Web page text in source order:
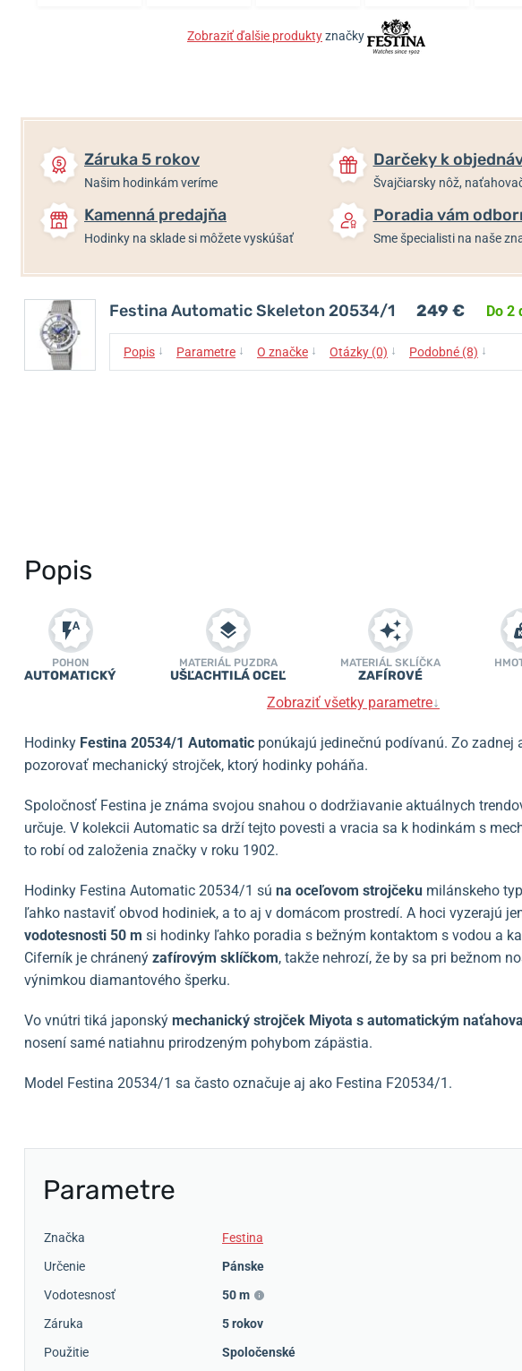
Zobraziť ďalšie produktyznačky
Záruka 5 rokov
Našim hodinkám veríme
Darčeky k
Švajčiarsky nôž,
Kamenná predajňa
Hodinky na sklade si môžete vyskúšať
Poradia vám
Sme špecialisti na naše
Festina Automatic Skeleton 20534/1 249 € Do 2
Popis ↓ Parametre ↓ O značke ↓ Otázky (0) ↓ Podobné (8) ↓
Popis
POHON
AUTOMATICKÝ
MATERIÁL PUZDRA
UŠĽACHTILÁ OCEĽ
MATERIÁL SKLÍČKA
ZAFÍROVÉ
Zobraziť všetky parametre↓
Hodinky Festina 20534/1 Automatic ponúkajú jedinečnú podívanú. Zo zadnej
pozorovať mechanický strojček, ktorý hodinky poháňa.
Spoločnosť Festina je známa svojou snahou o dodržiavanie aktuálnych
určuje. V kolekcii Automatic sa drží tejto povesti a vracia sa k hodinkám s
to robí od založenia značky v roku 1902.
Hodinky Festina Automatic 20534/1 sú na oceľovom strojčeku milánskeho
ľahko nastaviť obvod hodiniek, a to aj v domácom prostredí. A hoci vyzerajú
vodotesnosti 50 m si hodinky ľahko poradia s bežným kontaktom s vodou a
Ciferník je chránený zafírovým sklíčkom, takže nehrozí, že by sa pri bežnom
výnimkou diamantového šperku.
Vo vnútri tiká japonský mechanický strojček Miyota s automatickým
nosení samé natiahnu prirodzeným pohybom zápästia.
Model Festina 20534/1 sa často označuje aj ako Festina F20534/1.
Parametre
Značka
Festina
Určenie
Pánske
Vodotesnosť
50 m
Záruka
5 rokov
Použitie
Spoločenské